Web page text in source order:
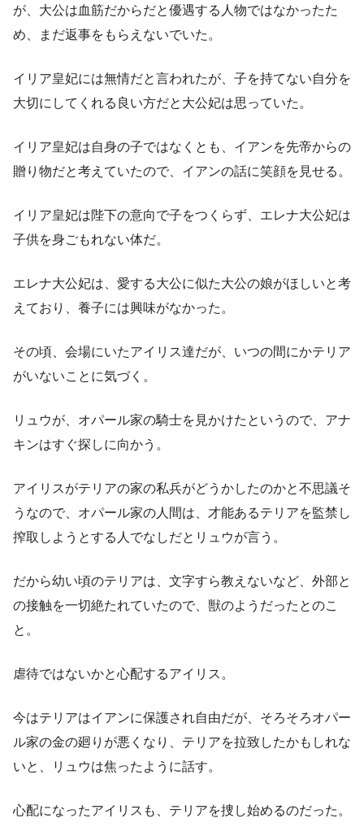
が、大公は血筋だからだと優遇する人物ではなかったた
め、まだ返事をもらえないでいた。
イリア皇妃には無情だと言われたが、子を持てない自分を
大切にしてくれる良い方だと大公妃は思っていた。
イリア皇妃は自身の子ではなくとも、イアンを先帝からの
贈り物だと考えていたので、イアンの話に笑顔を見せる。
イリア皇妃は陛下の意向で子をつくらず、エレナ大公妃は
子供を身ごもれない体だ。
エレナ大公妃は、愛する大公に似た大公の娘がほしいと考
えており、養子には興味がなかった。
その頃、会場にいたアイリス達だが、いつの間にかテリア
がいないことに気づく。
リュウが、オパール家の騎士を見かけたというので、アナ
キンはすぐ探しに向かう。
アイリスがテリアの家の私兵がどうかしたのかと不思議そ
うなので、オパール家の人間は、才能あるテリアを監禁し
搾取しようとする人でなしだとリュウが言う。
だから幼い頃のテリアは、文字すら教えないなど、外部と
の接触を一切絶たれていたので、獣のようだったとのこ
と。
虐待ではないかと心配するアイリス。
今はテリアはイアンに保護され自由だが、そろそろオパー
ル家の金の廻りが悪くなり、テリアを拉致したかもしれな
いと、リュウは焦ったように話す。
心配になったアイリスも、テリアを捜し始めるのだった。